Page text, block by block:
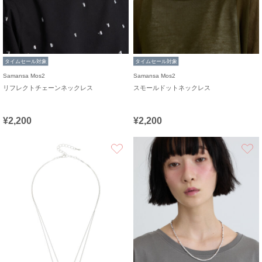
タイムセール対象
Samansa Mos2
リフレクトチェーンネックレス
¥2,200
タイムセール対象
Samansa Mos2
スモールドットネックレス
¥2,200
お気に入り